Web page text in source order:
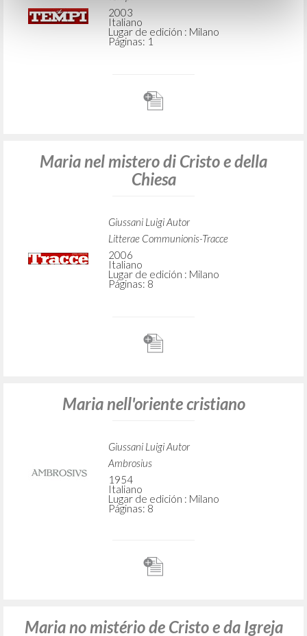
2003
Italiano
Lugar de edición : Milano
Páginas: 1
Maria nel mistero di Cristo e della
Chiesa
Giussani Luigi Autor
Litterae Communionis-Tracce
2006
Italiano
Lugar de edición : Milano
Páginas: 8
Maria nell'oriente cristiano
Giussani Luigi Autor
Ambrosius
1954
Italiano
Lugar de edición : Milano
Páginas: 8
Maria no mistério de Cristo e da Igreja